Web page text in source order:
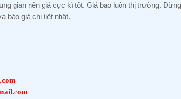
gian nên giá cực kì tốt. Giá bao luôn thị trường.
báo giá chi tiết nhất.